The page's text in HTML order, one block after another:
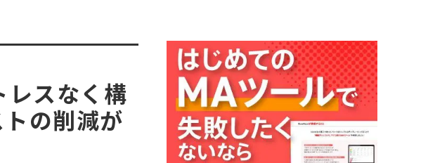
デジタルマーケティングとは
デマンドジェネレーションとは
MAツール運用時のKPI・KGI
MAツールの導入費用っていくら
かかるの？
スなく構
の削減が